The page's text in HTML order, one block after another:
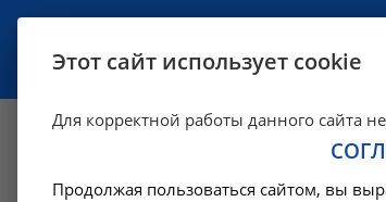
Этот сайт использует cookie
Для корректной работы данного сайта
Продолжая пользоваться сайтом, вы